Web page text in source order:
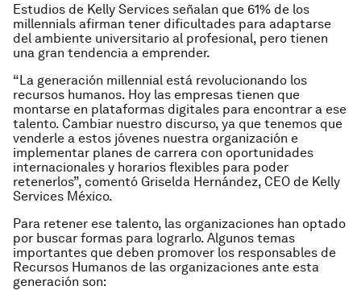
Estudios de Kelly Services señalan que 61% de los
millennials afirman tener dificultades para adaptarse
del ambiente universitario al profesional, pero tienen
una gran tendencia a emprender.
“La generación millennial está revolucionando los
recursos humanos. Hoy las empresas tienen que
montarse en plataformas digitales para encontrar a ese
talento. Cambiar nuestro discurso, ya que tenemos que
venderle a estos jóvenes nuestra organización e
implementar planes de carrera con oportunidades
internacionales y horarios flexibles para poder
retenerlos”, comentó Griselda Hernández, CEO de Kelly
Services México.
Para retener ese talento, las organizaciones han optado
por buscar formas para lograrlo. Algunos temas
importantes que deben promover los responsables de
Recursos Humanos de las organizaciones ante esta
generación son: